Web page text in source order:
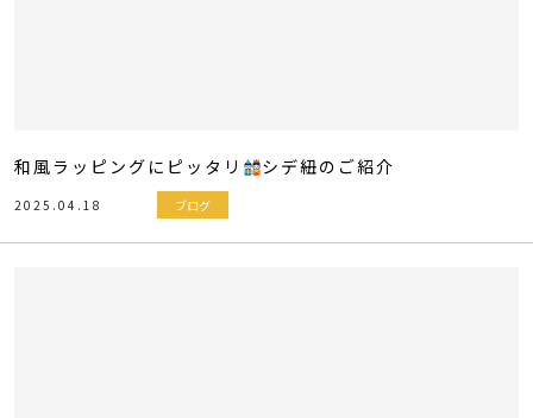
和風ラッピングにピッタリ シデ紐のご紹介
2025.04.18 ブログ